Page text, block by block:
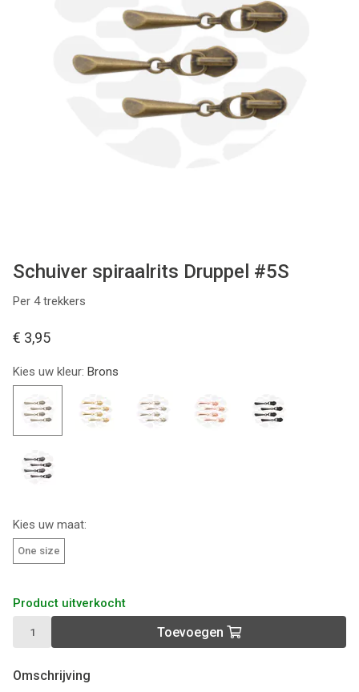
Schuiver spiraalrits Druppel #5S
Per 4 trekkers
€ 3,95
Kies uw kleur: Brons
Kies uw maat:
One size
Product uitverkocht
Toevoegen
Omschrijving